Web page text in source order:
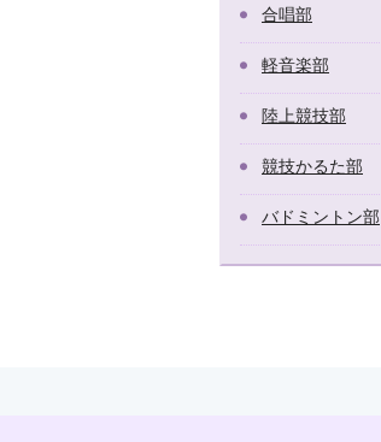
合唱部
軽音楽部
陸上競技部
競技かるた部
バドミントン部